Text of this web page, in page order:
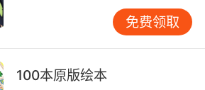
或“结束” Pass 还可以用来描述
“消失”或“结束”。例如： The
the sun came out. （暴风
来了。） The pain will pass
最终会消失的。） 这种用法在
免费领取
100本原版绘本